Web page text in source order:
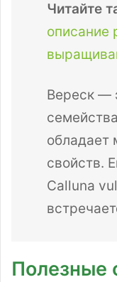
Читайте
описание
Вереск —
обладает
свойств.
Calluna
Полезные